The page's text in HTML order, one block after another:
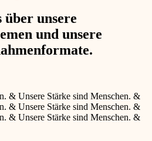
unsere
und unsere
& Unsere Stärke sind Menschen. &
& Unsere Stärke sind Menschen. &
& Unsere Stärke sind Menschen. &